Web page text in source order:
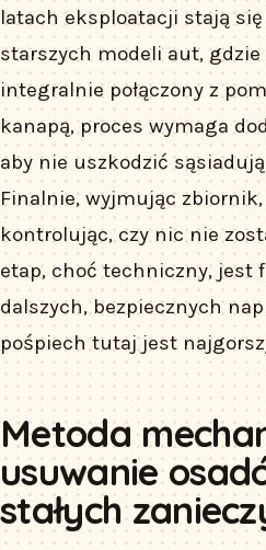
latach eksploatacji stają
starszych modeli aut,
integralnie połączony z
kanapą, proces wymaga
aby nie uszkodzić
Finalnie, wyjmując
kontrolując, czy nic nie
etap, choć techniczny, jest
dalszych, bezpiecznych
pośpiech tutaj jest
Metoda
usuwanie
stałych